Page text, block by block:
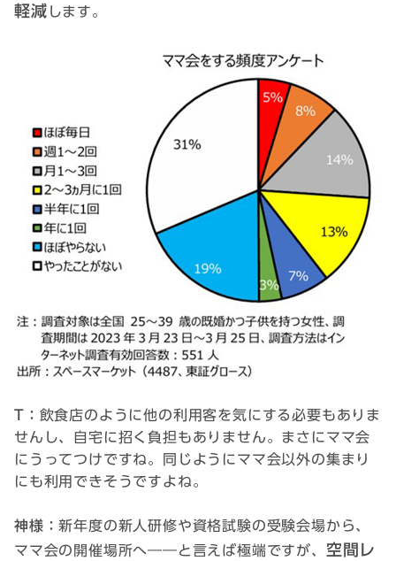
軽減 します。
T： 飲食店のように他の利用客を気にする必要もありま
せんし、自宅に招く負担もありません。まさにママ会
にうってつけですね。同じようにママ会以外の集まり
にも利用できそうですよね。
神様：新年度の新人研修や資格試験の受験会場から、
ママ会の開催場所へ――と言えば極端ですが、 空間レ